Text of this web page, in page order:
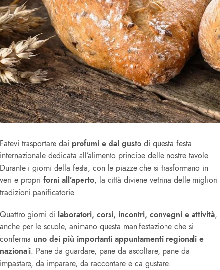
Fatevi trasportare dai profumi e dal gusto di questa festa
internazionale dedicata all’alimento principe delle nostre tavole.
Durante i giorni della festa, con le piazze che si trasformano in
veri e propri forni all’aperto, la città diviene vetrina delle migliori
tradizioni panificatorie.
Quattro giorni di laboratori, corsi, incontri, convegni e attività,
anche per le scuole, animano questa manifestazione che si
conferma uno dei più importanti appuntamenti regionali e
nazionali. Pane da guardare, pane da ascoltare, pane da
impastare, da imparare, da raccontare e da gustare.